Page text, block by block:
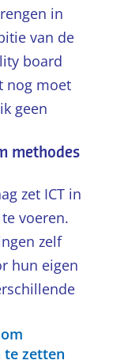
in
van de
board
nog moet
geen
methodes
zet ICT in
voeren.
zelf
hun eigen
te zetten